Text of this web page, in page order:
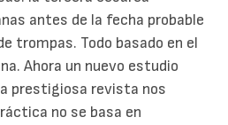
antes de la fecha probable
trompas. Todo basado en el
Ahora un nuevo estudio
prestigiosa revista nos
no se basa en